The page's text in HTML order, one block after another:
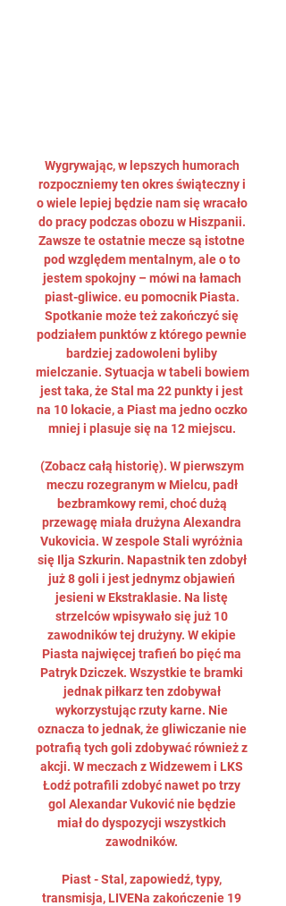
Wygrywając, w lepszych humorach
rozpoczniemy ten okres świąteczny i
o wiele lepiej będzie nam się wracało
do pracy podczas obozu w Hiszpanii.
Zawsze te ostatnie mecze są istotne
pod względem mentalnym, ale o to
jestem spokojny – mówi na łamach
piast-gliwice. eu pomocnik Piasta.
Spotkanie może też zakończyć się
podziałem punktów z którego pewnie
bardziej zadowoleni byliby
mielczanie. Sytuacja w tabeli bowiem
jest taka, że Stal ma 22 punkty i jest
na 10 lokacie, a Piast ma jedno oczko
mniej i plasuje się na 12 miejscu.
(Zobacz całą historię). W pierwszym
meczu rozegranym w Mielcu, padł
bezbramkowy remi, choć dużą
przewagę miała drużyna Alexandra
Vukovicia. W zespole Stali wyróżnia
się Ilja Szkurin. Napastnik ten zdobył
już 8 goli i jest jednymz objawień
jesieni w Ekstraklasie. Na listę
strzelców wpisywało się już 10
zawodników tej drużyny. W ekipie
Piasta najwięcej trafień bo pięć ma
Patryk Dziczek. Wszystkie te bramki
jednak piłkarz ten zdobywał
wykorzystując rzuty karne. Nie
oznacza to jednak, że gliwiczanie nie
potrafią tych goli zdobywać również z
akcji. W meczach z Widzewem i LKS
Łodź potrafili zdobyć nawet po trzy
gol Alexandar Vuković nie będzie
miał do dyspozycji wszystkich
zawodników.
Piast - Stal, zapowiedź, typy,
transmisja, LIVENa zakończenie 19